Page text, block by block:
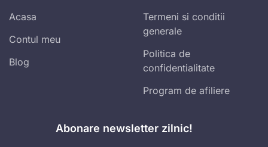
Acasa
Contul meu
Blog
Termeni si conditii
generale
Politica de
confidentialitate
Program de afiliere
Abonare newsletter zilnic!